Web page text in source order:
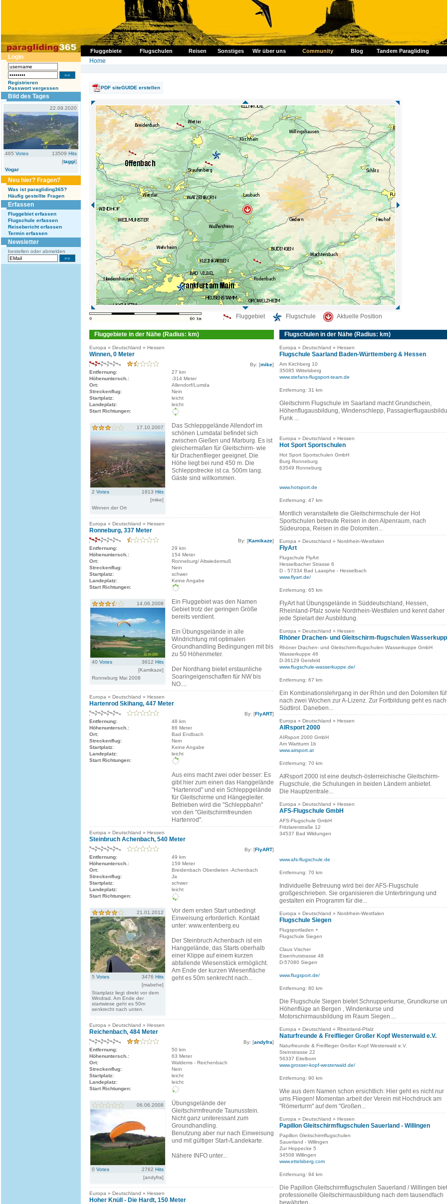
Fluggebiete Flugschulen Reisen Sonstiges Wir über uns Community Blog Tandem Paragliding
Login
Registrieren
Passwort vergessen
Bild des Tages
22.09.2020
465 Votes 13509 Hits
[taggi]
Vogar
Neu hier? Fragen?
Was ist paragliding365?
Häufig gestellte Fragen
Erfassen
Fluggebiet erfassen
Flugschule erfassen
Reisebericht erfassen
Termin erfassen
Newsletter
bestellen oder abmelden
Home
PDF siteGUIDE erstellen
Fluggebiet Flugschule Aktuelle Position
Fluggebiete in der Nähe (Radius: km)
Europa » Deutschland » Hessen
Winnen, 0 Meter
By: [mike]
Entfernung:
27 km
Höhenuntersch.:
-314 Meter
Ort:
Allendorf/Lumda
Streckenflug:
Nein
Startplatz:
leicht
Landeplatz:
leicht
Start Richtungen:
17.10.2007
2 Votes 1813 Hits
[mike]
Winnen der Ort
Das Schleppgelände Allendorf im
schönen Lumdatal befindet sich
zwischen Gießen und Marburg. Es ist
gleichermaßen für Gleitschirm- wie
für Drachenflieger geeignet. Die
Höhe liegt bei rund 450 m. Die
Schleppstrecke ist ca. 500m lang.
Gäste sind willkommen.
Europa » Deutschland » Hessen
Ronneburg, 337 Meter
By: [Kamikaze]
Entfernung:
29 km
Höhenuntersch.:
154 Meter
Ort:
Ronneburg/ Altwiedermuß
Streckenflug:
Nein
Startplatz:
schwer
Landeplatz:
Keine Angabe
Start Richtungen:
14.06.2008
40 Votes 3612 Hits
[Kamikaze]
Ronneburg Mai 2008
Ein Fluggebiet was den Namen
Gebiet trotz der geringen Größe
bereits verdient.
Ein Übungsgelände in alle
Windrichtung mit optimalen
Groundhandling Bedingungen mit bis
zu 50 Höhenmeter.
Der Nordhang bietet erstaunliche
Soaringeigenschaften für NW bis
NO....
Europa » Deutschland » Hessen
Hartenrod Skihang, 447 Meter
By: [FlyART]
Entfernung:
48 km
Höhenuntersch.:
86 Meter
Ort:
Bad Endbach
Streckenflug:
Nein
Startplatz:
Keine Angabe
Landeplatz:
leicht
Start Richtungen:
Aus eins macht zwei oder besser: Es
gibt hier zum einen das Hanggelände
"Hartenrod" und ein Schleppgelände
für Gleitschirme und Hängegleiter.
Betrieben wird die "Schleppbahn"
von den "Gleitschirmfreunden
Hartenrod".
Europa » Deutschland » Hessen
Steinbruch Achenbach, 540 Meter
By: [FlyART]
Entfernung:
49 km
Höhenuntersch.:
159 Meter
Ort:
Breidenbach Oberdieten -Achenbach
Streckenflug:
Ja
Startplatz:
schwer
Landeplatz:
leicht
Start Richtungen:
21.01.2012
5 Votes 3476 Hits
[mabehe]
Startplatz liegt direkt vor dem
Windrad. Am Ende der
startwiese geht es 50m
senkrecht nach unten.
Vor dem ersten Start unbedingt
Einweisung erforderlich. Kontakt
unter: www.entenberg.eu
Der Steinbruch Achenbach ist ein
Hanggelände, das Starts oberhalb
einer Klippe auf einem kurzen
abfallende Wiesenstück ermöglicht.
Am Ende der kurzen Wiesenfläche
geht es 50m senkrecht nach...
Europa » Deutschland » Hessen
Reichenbach, 484 Meter
By: [andyfra]
Entfernung:
50 km
Höhenuntersch.:
63 Meter
Ort:
Waldems - Reichenbach
Streckenflug:
Nein
Startplatz:
leicht
Landeplatz:
leicht
Start Richtungen:
06.06.2008
0 Votes 2762 Hits
[andyfra]
Übungsgelände der
Gleitschirmfreunde Taunusstein.
Nicht ganz uniteressant zum
Groundhandling.
Benutzung aber nur nach Einweisung
und mit gültiger Start-/Landekarte.
Nähere INFO unter...
Europa » Deutschland » Hessen
Hoher Knüll - Die Hardt, 150 Meter
Flugschulen in der Nähe (Radius: km)
Europa » Deutschland » Hessen
Flugschule Saarland Baden-Württemberg & Hessen
Am Kirchberg 10
35085 Wittelsberg
www.stefans-flugsport-team.de
Entfernung: 31 km
Gleitschirm Flugschule im Saarland macht Grundschein,
Höhenflugausbildung, Windenschlepp,
Funk ...
Europa » Deutschland » Hessen
Hot Sport Sportschulen
Hot Sport Sportschulen GmbH
Burg Ronneburg
63549 Ronneburg
www.hotsport.de
Entfernung: 47 km
Montlich veranstaltete die Gleitschirmschule der Hot
Sportschulen betreute Reisen in den Alpenraum, nach
Südeuropa, Reisen in die Dolomiten...
Europa » Deutschland » Nordrhein-Westfalen
FlyArt
Flugschule FlyArt
Hesselbacher Strasse 6
D - 57334 Bad Laasphe - Hesselbach
www.flyart.de/
Entfernung: 65 km
FlyArt hat Übungsgelände in Süddeutschland, Hessen,
Rheinland-Pfalz sowie Nordrhein-Westfalen und kennt daher
jede Spielart der Ausbildung.
Europa » Deutschland » Hessen
Rhöner Drachen- und Gleitschirm-flugschulen
Rhöner Drachen- und Gleitschirm-flugschulen Wasserkuppe GmbH
Wasserkuppe 46
D-36129 Gersfeld
www.flugschule-wasserkuppe.de/
Entfernung: 67 km
Ein Kombinationslehrgang in der Rhön und den Dolomiten
nach zwei Wochen zur A-Lizenz. Zur Fortbildung geht es nach
Südtirol. Daneben...
Europa » Deutschland » Hessen
AIRsport 2000
AIRsport 2000 GmbH
Am Wartturm 1b
www.airsport.at
Entfernung: 70 km
AIRsport 2000 ist eine deutsch-österreichische Gleitschirm-
Flugschule, die Schulungen in beiden Ländern anbietet.
Die Hauptzentrale...
Europa » Deutschland » Hessen
AFS-Flugschule GmbH
AFS-Flugschule GmbH
Fritzlarerstraße 12
34537 Bad Wildungen
www.afs-flugschule.de
Entfernung: 70 km
Individuelle Betreuung wird bei der AFS-Flugschule
großgeschrieben. Sie organisieren die Unterbringung und
gestalten ein Programm für die...
Europa » Deutschland » Nordrhein-Westfalen
Flugschule Siegen
Flugsportladen +
Flugschule Siegen
Claus Vischer
Eisenhutstrasse 48
D-57080 Siegen
www.flugsport.de/
Entfernung: 80 km
Die Flugschule Siegen bietet Schnupperkurse, Grundkurse
Höhenflüge an Bergen , Windenkurse und
Motorschirmausbildung im Raum Siegen....
Europa » Deutschland » Rheinland-Pfalz
Naturfreunde & Freiflieger Großer Kopf Westerwald e.V.
Naturfreunde & Freiflieger Großer Kopf Westerwald e.V.
Steinstrasse 22
56337 Eitelborn
www.grosser-kopf-westerwald.de/
Entfernung: 90 km
Wie aus dem Namen schon ersichtlich: Hier geht es nicht nur
ums Fliegen! Momentan arbeit der Verein mit Hochdruck am
"Römerturm" auf dem "Großen...
Europa » Deutschland » Hessen
Papillon Gleitschirmflugschulen Sauerland - Willingen
Papillon Gleitschirmflugschulen
Sauerland - Willingen
Zur Hoppecke 5
34508 Willingen
www.ettelsberg.com
Entfernung: 94 km
Die Papillon Gleitschirmflugschulen Sauerland / Willingen
professionelle Gleitschirmausbildung nach dem tausendfach
bewährten...